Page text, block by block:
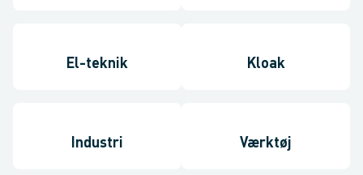
El-teknik Kloak
Industri Værktøj